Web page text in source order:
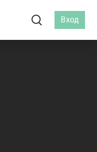
Вход